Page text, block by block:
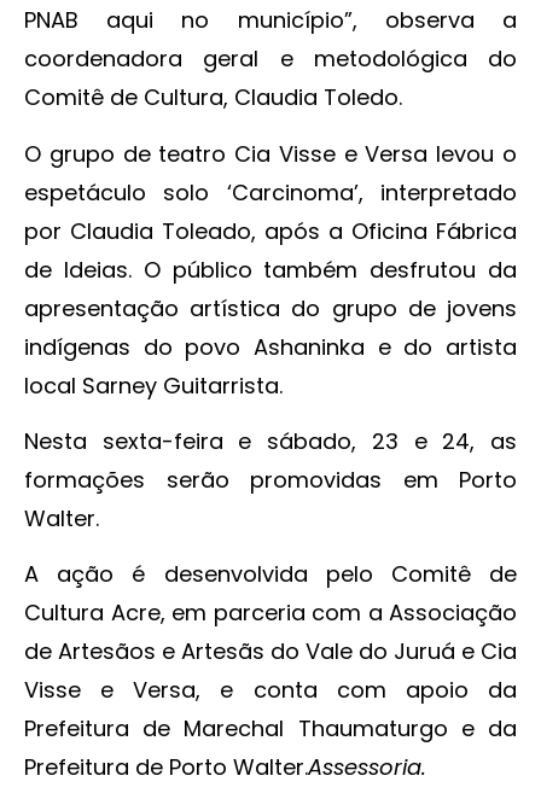
PNAB aqui no município”, observa a
coordenadora geral e metodológica do
Comitê de Cultura, Claudia Toledo.
O grupo de teatro Cia Visse e Versa levou o
espetáculo solo ‘Carcinoma’, interpretado
por Claudia Toleado, após a Oficina Fábrica
de Ideias. O público também desfrutou da
apresentação artística do grupo de jovens
indígenas do povo Ashaninka e do artista
local Sarney Guitarrista.
Nesta sexta-feira e sábado, 23 e 24, as
formações serão promovidas em Porto
Walter.
A ação é desenvolvida pelo Comitê de
Cultura Acre, em parceria com a Associação
de Artesãos e Artesãs do Vale do Juruá e Cia
Visse e Versa, e conta com apoio da
Prefeitura de Marechal Thaumaturgo e da
Prefeitura de Porto Walter.Assessoria.